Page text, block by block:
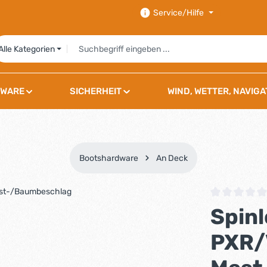
Service/Hilfe
Kategorien
SICHERHEIT WIND, WETTER,
Bootshardware An Deck